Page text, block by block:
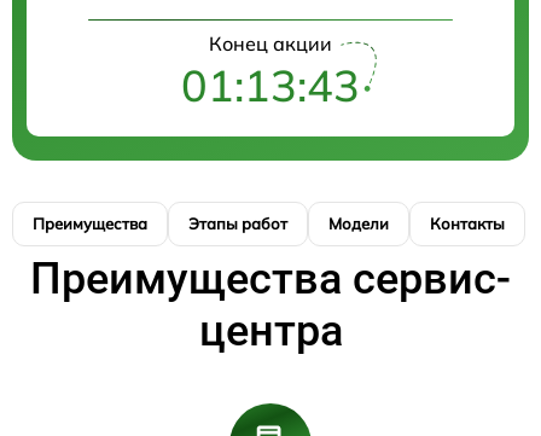
Конец акции
01:13:43
Преимущества Этапы работ Модели Контакты
Преимущества сервис-
центра